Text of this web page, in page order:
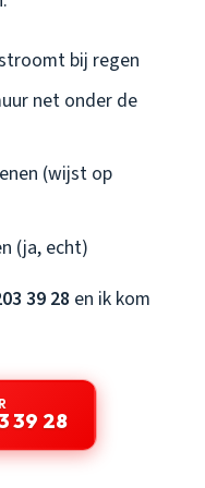
bij regen
net onder de
(wijst op
(ja, echt)
39 28 en ik kom
39 28